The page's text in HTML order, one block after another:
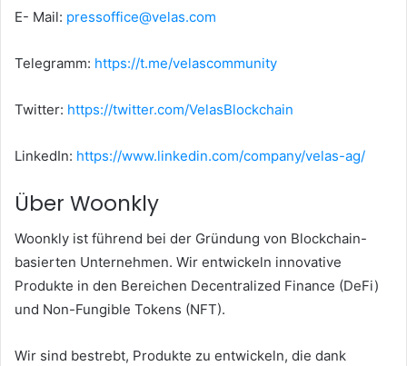
E- Mail: pressoffice@velas.com
Telegramm: https://t.me/velascommunity
Twitter: https://twitter.com/VelasBlockchain
LinkedIn: https://www.linkedin.com/company/velas-ag/
Über Woonkly
Woonkly ist führend bei der Gründung von Blockchain-
basierten Unternehmen. Wir entwickeln innovative
Produkte in den Bereichen Decentralized Finance (DeFi)
und Non-Fungible Tokens (NFT).
Wir sind bestrebt, Produkte zu entwickeln, die dank